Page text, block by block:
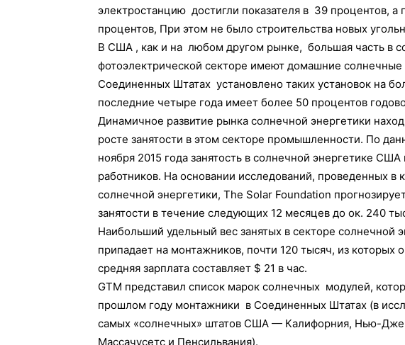
электростанцию достигли показателя в 39 процентов, а
процентов, При этом не было строительства новых
В США , как и на любом другом рынке, большая часть в
фотоэлектрической секторе имеют домашние
Соединенных Штатах установлено таких установок на
последние четыре года имеет более 50 процентов
Динамичное развитие рынка солнечной энергетики
росте занятости в этом секторе промышленности. По
ноября 2015 года занятость в солнечной энергетике
работников. На основании исследований, проведенных
солнечной энергетики, The Solar Foundation
занятости в течение следующих 12 месяцев до ок. 240
Наибольший удельный вес занятых в секторе солнечной
припадает на монтажников, почти 120 тысяч, из
средняя зарплата составляет $ 21 в час.
GTM представил список марок солнечных модулей,
прошлом году монтажники в Соединенных Штатах (в
самых «солнечных» штатов США — Калифорния, Нью-
Массачусетс и Пенсильвания).